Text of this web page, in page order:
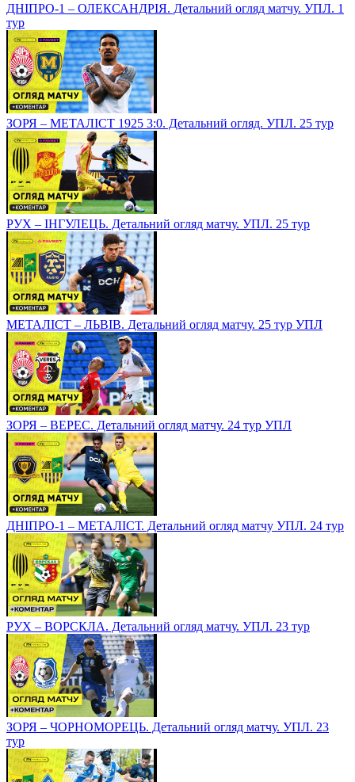
ДНІПРО-1 – ОЛЕКСАНДРІЯ. Детальний огляд матчу. УПЛ. 1
тур
ЗОРЯ – МЕТАЛІСТ 1925 3:0. Детальний огляд. УПЛ. 25 тур
РУХ – ІНГУЛЕЦЬ. Детальний огляд матчу. УПЛ. 25 тур
МЕТАЛІСТ – ЛЬВІВ. Детальний огляд матчу. 25 тур УПЛ
ЗОРЯ – ВЕРЕС. Детальний огляд матчу. 24 тур УПЛ
ДНІПРО-1 – МЕТАЛІСТ. Детальний огляд матчу УПЛ. 24 тур
РУХ – ВОРСКЛА. Детальний огляд матчу. УПЛ. 23 тур
ЗОРЯ – ЧОРНОМОРЕЦЬ. Детальний огляд матчу. УПЛ. 23
тур